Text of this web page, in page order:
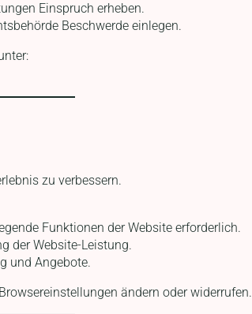
Einspruch erheben.
Beschwerde einlegen.
zu verbessern.
Funktionen der Website erforderlich.
der Website-Leistung.
und Angebote.
ändern oder widerrufen.